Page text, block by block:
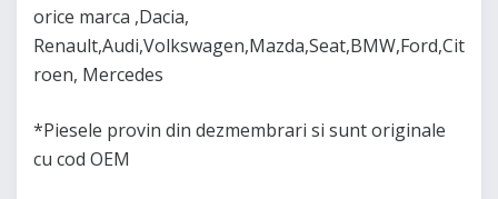
orice marca ,Dacia,
Renault,Audi,Volkswagen,Mazda,Seat,BMW,Ford,Cit
roen, Mercedes
*Piesele provin din dezmembrari si sunt originale
cu cod OEM